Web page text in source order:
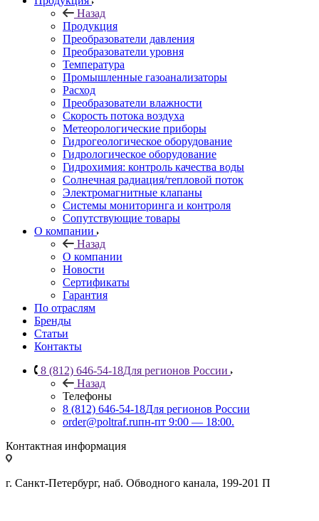
Назад
Продукция
Преобразователи давления
Преобразователи уровня
Температура
Промышленные газоанализаторы
Расход
Преобразователи влажности
Скорость потока воздуха
Метеорологические приборы
Гидрогеологическое оборудование
Гидрологическое оборудование
Гидрохимия: контроль качества воды
Солнечная радиация/тепловой поток
Электромагнитные клапаны
Системы мониторинга и контроля
Сопутствующие товары
О компании
Назад
О компании
Новости
Сертификаты
Гарантия
По отраслям
Бренды
Статьи
Контакты
8 (812) 646-54-18Для регионов России
Назад
Телефоны
8 (812) 646-54-18Для регионов России
order@poltraf.ruпн-пт 9:00 — 18:00.
Контактная информация
г. Санкт-Петербург, наб. Обводного канала, 199-201 П